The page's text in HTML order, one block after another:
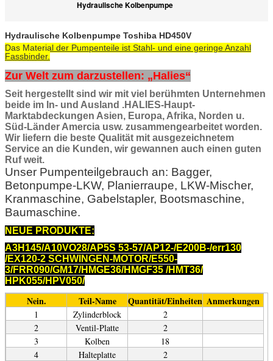
Hydraulische Kolbenpumpe
Hydraulische Kolbenpumpe Toshiba HD450V
Das Material der Pumpenteile ist Stahl- und eine geringe Anzahl
Fassbinder.
Zur Welt zum darzustellen: „Halies“
Seit hergestellt sind wir mit viel berühmten Unternehmen
beide im In- und Ausland .HALIES-Haupt-
Marktabdeckungen Asien, Europa, Afrika, Norden u.
Süd-Länder Amercia usw. zusammengearbeitet worden.
Wir liefern die beste Qualität mit ausgezeichnetem
Service an die Kunden, wir gewannen auch einen guten
Ruf weit.
Unser Pumpenteilgebrauch an: Bagger,
Betonpumpe-LKW, Planierraupe, LKW-Mischer,
Kranmaschine, Gabelstapler, Bootsmaschine,
Baumaschine.
NEUE PRODUKTE:
A3H145/A10VO28/AP5S 53-57/AP12-/E200B-/err130
/EX120-2 SCHWINGEN-MOTOR/E550-
3/FRR090/GM17/HMGE36/HMGF35 /HMT36/
HPK055/HPV050/
Nein. Teil-Name Quantität/Einheiten Anmerkungen
1 Zylinderblock
2
2
Ventil-Platte
2
3
Kolben
18
4
Halteplatte
2